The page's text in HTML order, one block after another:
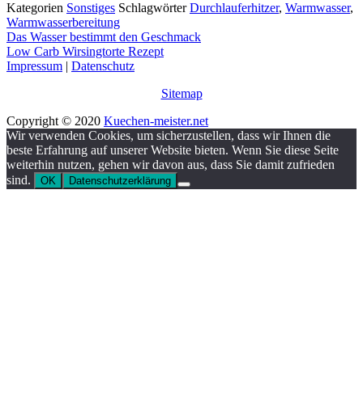
Kategorien Sonstiges SchlagwörterDurchlauferhitzer, Warmwasser,
Warmwasserbereitung
Das Wasser bestimmt den Geschmack
Low Carb Wirsingtorte Rezept
Impressum | Datenschutz
Sitemap
Copyright © 2020 Kuechen-meister.net
Wir verwenden Cookies, um sicherzustellen, dass wir Ihnen die
beste Erfahrung auf unserer Website bieten. Wenn Sie diese Seite
weiterhin nutzen, gehen wir davon aus, dass Sie damit zufrieden
sind.
OK Datenschutzerklärung